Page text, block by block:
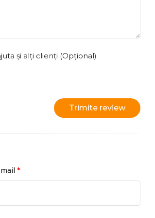
și alți clienți (Opțional)
Trimite review
*